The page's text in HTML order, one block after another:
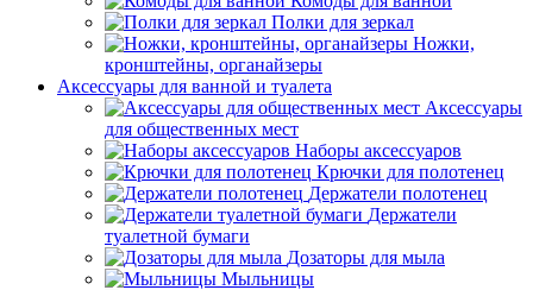
Полки для зеркал
Ножки,
кронштейны, органайзеры
Аксессуары для ванной и туалета
Аксессуары
для общественных мест
Наборы аксессуаров
Крючки для полотенец
Держатели полотенец
Держатели
туалетной бумаги
Дозаторы для мыла
Мыльницы